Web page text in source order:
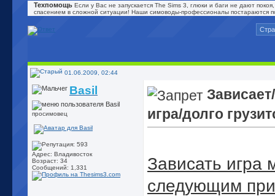
Техпомощь Если у Вас не запускается The Sims 3, глюки и баги не дают
спасением в сложной ситуации! Наши симоводы-профессионалы постараются
01.06.2009, 02:44
Basil
просимовец
Адрес: Владивосток
Возраст: 34
Сообщений: 1,331
игра/долго
Зависать игра
следующим